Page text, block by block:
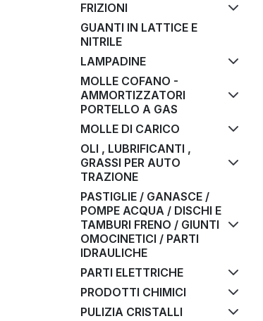
FRIZIONI
GUANTI IN LATTICE E
NITRILE
LAMPADINE
MOLLE COFANO -
AMMORTIZZATORI
PORTELLO A GAS
MOLLE DI CARICO
OLI , LUBRIFICANTI ,
GRASSI PER AUTO
TRAZIONE
PASTIGLIE / GANASCE /
POMPE ACQUA / DISCHI E
TAMBURI FRENO / GIUNTI
OMOCINETICI / PARTI
IDRAULICHE
PARTI ELETTRICHE
PRODOTTI CHIMICI
PULIZIA CRISTALLI